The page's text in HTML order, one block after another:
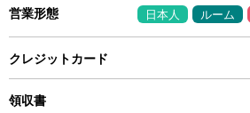
営業形態 日本人 ルーム
クレジットカード
領収書